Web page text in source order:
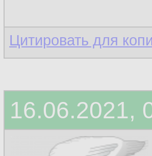
Цитировать для
16.06.2021,